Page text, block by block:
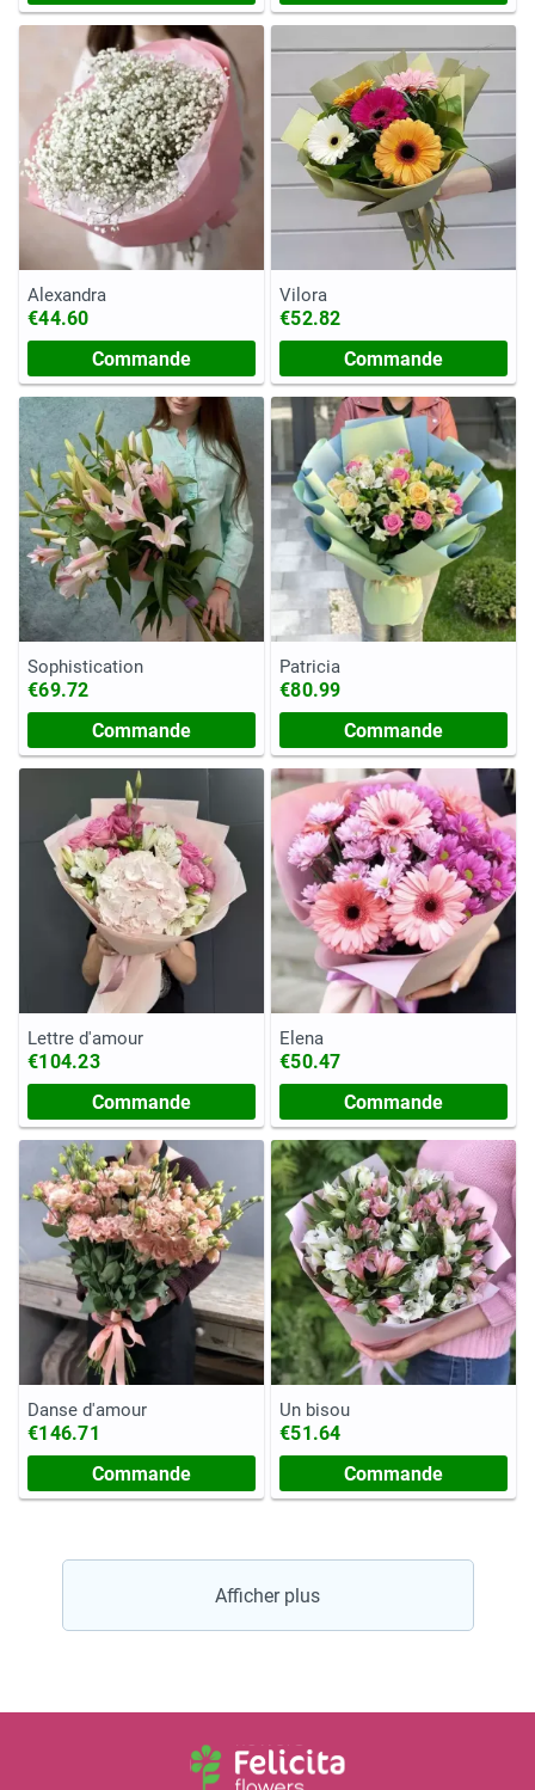
Alexandra
€44.60
Commande
Vilora
€52.82
Commande
Sophistication
€69.72
Commande
Patricia
€80.99
Commande
Lettre d'amour
€104.23
Commande
Elena
€50.47
Commande
Danse d'amour
€146.71
Commande
Un bisou
€51.64
Commande
Afficher plus